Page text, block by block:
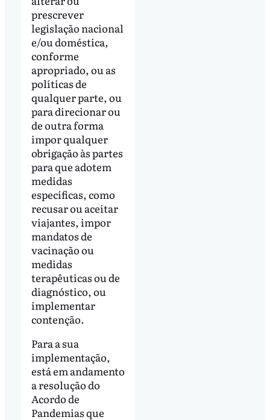
prescrever
legislação nacional
e/ou doméstica,
conforme
apropriado, ou as
políticas de
qualquer parte, ou
para direcionar ou
de outra forma
impor qualquer
obrigação às partes
para que adotem
medidas
específicas, como
recusar ou aceitar
viajantes, impor
mandatos de
vacinação ou
medidas
terapêuticas ou de
diagnóstico, ou
implementar
contenção.
Para a sua
implementação,
está em andamento
a resolução do
Acordo de
Pandemias que